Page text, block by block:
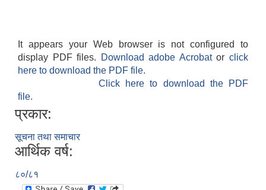
It appears your Web browser is not configured to
display PDF files.
Download adobe Acrobatorclick
here to download the PDF file.
Click here to download the PDF
file.
प्रकार:
सूचना तथा समाचार
आर्थिक वर्ष:
८०/८१